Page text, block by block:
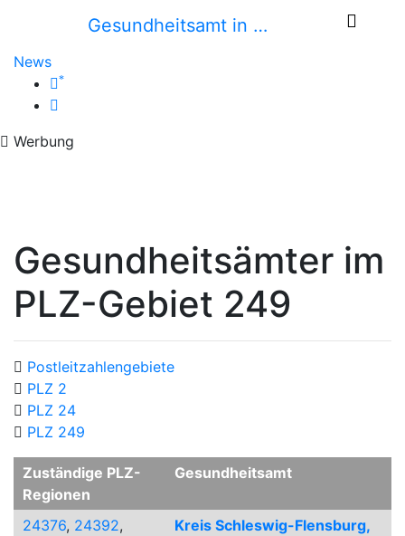
Gesundheitsamt in …
News
*
Werbung
Gesundheitsämter im
PLZ-Gebiet 249
Postleitzahlengebiete
PLZ 2
PLZ 24
PLZ 249
Zuständige PLZ-
Regionen
Gesundheitsamt
24376, 24392,
Kreis Schleswig-Flensburg,